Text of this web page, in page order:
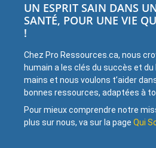
UN ESPRIT SAIN DANS
SANTÉ, POUR UNE VIE
!
Chez Pro Ressources.ca, nous
humain a les clés du succès et
mains et nous voulons t’aider
bonnes ressources, adaptées à
Pour mieux comprendre notre
plus sur nous, va sur la page Qui